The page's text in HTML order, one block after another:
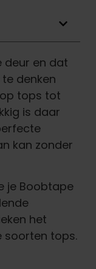
deur en dat
denken
tops tot
is daar
kan zonder
je Boobtape
het
soorten tops.